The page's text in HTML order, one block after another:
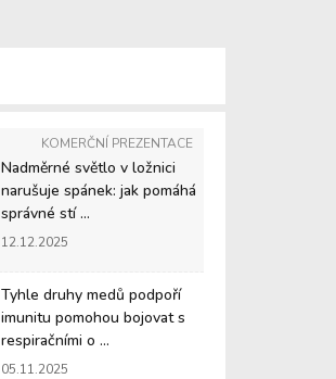
KOMERČNÍ PREZENTACE
Nadměrné světlo v ložnici
narušuje spánek: jak pomáhá
správné stí ...
12.12.2025
Tyhle druhy medů podpoří
imunitu pomohou bojovat s
respiračními o ...
05.11.2025